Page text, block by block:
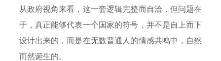
从政府视角来看，这一套逻辑完整而自洽，但问题在
于，真正能够代表一个国家的符号，并不是自上而下
设计出来的，而是在无数普通人的情感共鸣中，自然
而然诞生的。